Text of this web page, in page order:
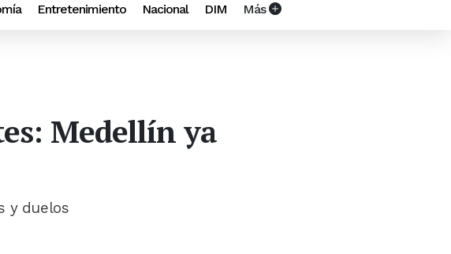
Entretenimiento Nacional DIM Más
Medellín ya
y duelos